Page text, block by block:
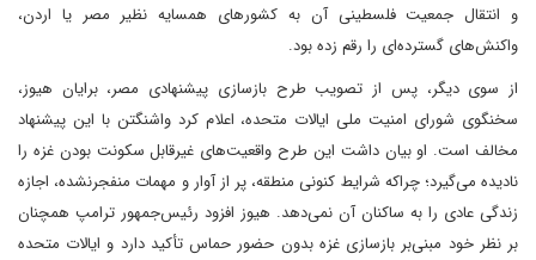
و انتقال جمعیت فلسطینی آن به کشورهای همسایه نظیر مصر یا اردن،
واکنش‌های گسترده‌ای را رقم زده بود.
از سوی دیگر، پس از تصویب طرح بازسازی پیشنهادی مصر، برایان هیوز،
سخنگوی شورای امنیت ملی ایالات متحده، اعلام کرد واشنگتن با این پیشنهاد
مخالف است. او بیان داشت این طرح واقعیت‌های غیرقابل سکونت بودن غزه را
نادیده می‌گیرد؛ چراکه شرایط کنونی منطقه، پر از آوار و مهمات منفجرنشده، اجازه
زندگی عادی را به ساکنان آن نمی‌دهد. هیوز افزود رئیس‌جمهور ترامپ همچنان
بر نظر خود مبنی‌بر بازسازی غزه بدون حضور حماس تأکید دارد و ایالات متحده